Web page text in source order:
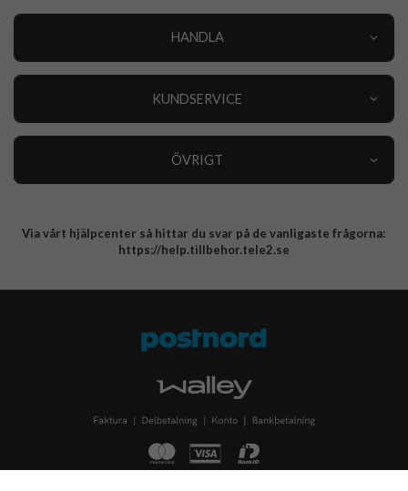
HANDLA
KUNDSERVICE
ÖVRIGT
Integritetspolicy
Via vårt hjälpcenter så hittar du svar på de vanligaste frågorna:
https://help.tillbehor.tele2.se